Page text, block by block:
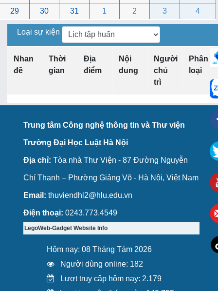
29
30 31 1 2 3 4
Loại sự kiện
Nhan
đề
Thời
gian
Địa
điểm
Nội
dung
Người
chủ
trì
Phân
loại
Trung tâm Công nghệ thông tin và Thư viện
Trường Đại Học Luật Hà Nội
Địa chỉ: Tòa nhà Thư Viện - 87 Đường Nguyễn
Chí Thanh – Phường Giảng Võ - Hà Nội, Việt Nam
Email: thuviendhl2@hlu.edu.vn
Điện thoại: 0243.773.4549
LegoWeb-Gadget Website Info
Hôm nay: 08 Tháng Tám 2026
Người dùng online: 182
Lượt truy cập hôm nay: 2.179